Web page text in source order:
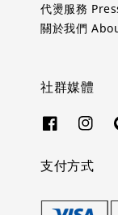
代燙服務
關於我們
社群媒體
支付方式